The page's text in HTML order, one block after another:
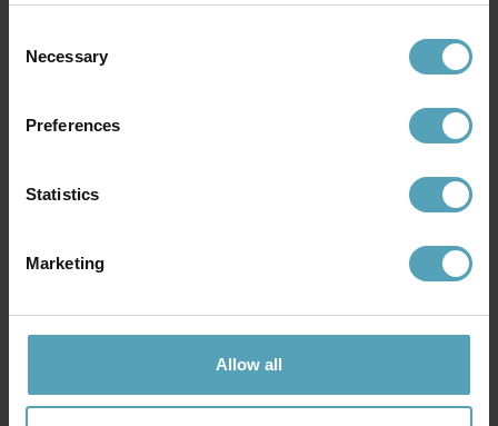
Selection
Necessary
Preferences
Statistics
Marketing
Allow all
150 kr
KAMPANJ
BRILLIANT
Petite 27cm bordslampa
180 kr